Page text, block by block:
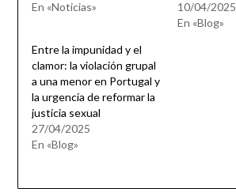
En «Noticias»
10/04/2025
En «Blog»
Entre la impunidad y el
clamor: la violación grupal
a una menor en Portugal y
la urgencia de reformar la
justicia sexual
27/04/2025
En «Blog»